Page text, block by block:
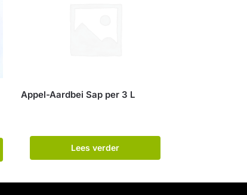
Appel-Aardbei Sap per 3 L
Lees verder